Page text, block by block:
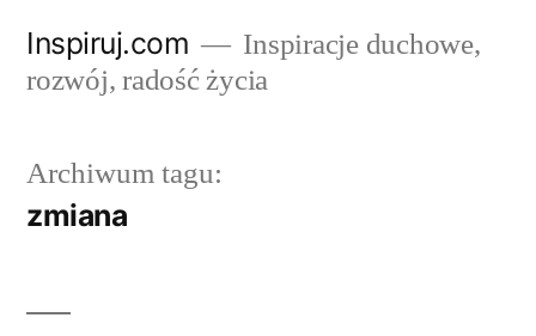
Inspiruj.com
Inspiracje duchowe,
rozwój, radość życia
Archiwum tagu:
zmiana